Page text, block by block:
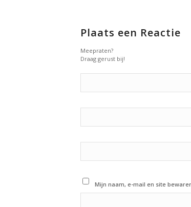
Plaats een Reactie
Meepraten?
Draag gerust bij!
Mijn naam, e-mail en site